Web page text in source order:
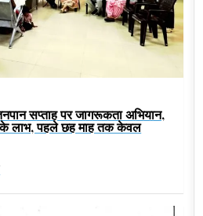
सप्ताह पर जागरूकता अभियान,
के लाभ, पहले छह माह तक केवल